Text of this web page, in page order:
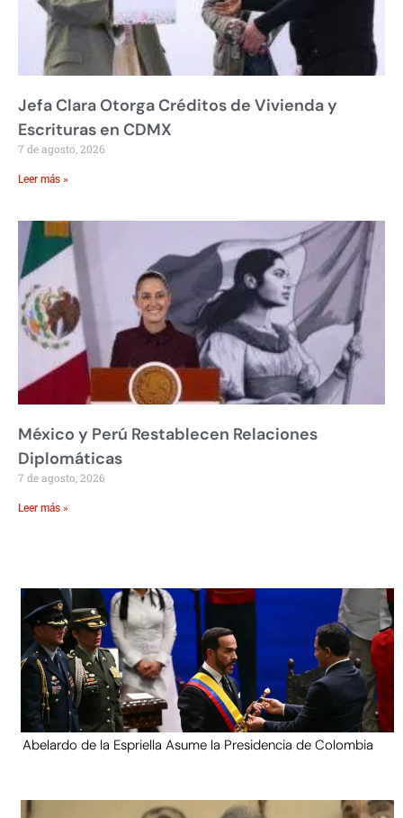
Jefa Clara Otorga Créditos de Vivienda y
Escrituras en CDMX
7 de agosto, 2026
Leer más »
México y Perú Restablecen Relaciones
Diplomáticas
7 de agosto, 2026
Leer más »
Abelardo de la Espriella Asume la Presidencia de Colombia